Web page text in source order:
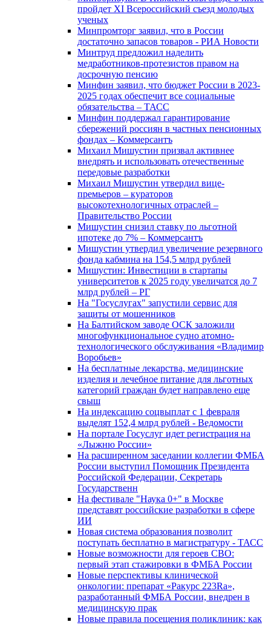
пройдет XI Всероссийский съезд молодых
ученых
Минпромторг заявил, что в России
достаточно запасов товаров - РИА Новости
Минтруд предложил наделить
медработников-протезистов правом на
досрочную пенсию
Минфин заявил, что бюджет России в 2023-
2025 годах обеспечит все социальные
обязательства – ТАСС
Минфин поддержал гарантирование
сбережений россиян в частных пенсионных
фондах – Коммерсантъ
Михаил Мишустин призвал активнее
внедрять и использовать отечественные
передовые разработки
Михаил Мишустин утвердил вице-
премьеров – кураторов
высокотехнологичных отраслей –
Правительство России
Мишустин снизил ставку по льготной
ипотеке до 7% – Коммерсантъ
Мишустин утвердил увеличение резервного
фонда кабмина на 154,5 млрд рублей
Мишустин: Инвестиции в стартапы
университетов к 2025 году увеличатся до 7
млрд рублей – РГ
На "Госуслугах" запустили сервис для
защиты от мошенников
На Балтийском заводе ОСК заложили
многофункциональное судно атомно-
технологического обслуживания «Владимир
Воробьев»
На бесплатные лекарства, медицинские
изделия и лечебное питание для льготных
категорий граждан будет направлено еще
свыш
На индексацию соцвыплат с 1 февраля
выделят 152,4 млрд рублей - Ведомости
На портале Госуслуг идет регистрация на
«Лыжню России»
На расширенном заседании коллегии ФМБА
России выступил Помощник Президента
Российской Федерации, Секретарь
Государственн
На фестивале "Наука 0+" в Москве
представят российские разработки в сфере
ИИ
Новая система образования позволит
поступать бесплатно в магистратуру - ТАСС
Новые возможности для героев СВО:
первый этап стажировки в ФМБА России
Новые перспективы клинической
онкологии: препарат «Ракурс 223Ra»,
разработанный ФМБА России, внедрен в
медицинскую прак
Новые правила посещения поликлиник: как